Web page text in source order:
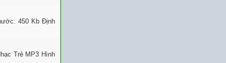
450 Kb Định
Trẻ MP3 Hình